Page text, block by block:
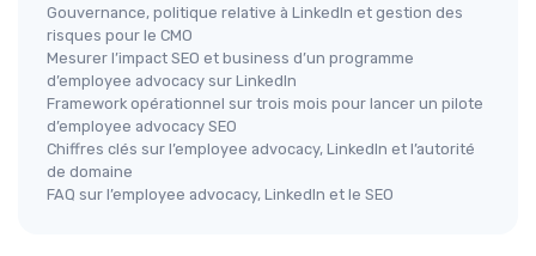
Gouvernance, politique relative à LinkedIn et gestion des
risques pour le CMO
Mesurer l’impact SEO et business d’un programme
d’employee advocacy sur LinkedIn
Framework opérationnel sur trois mois pour lancer un pilote
d’employee advocacy SEO
Chiffres clés sur l’employee advocacy, LinkedIn et l’autorité
de domaine
FAQ sur l’employee advocacy, LinkedIn et le SEO